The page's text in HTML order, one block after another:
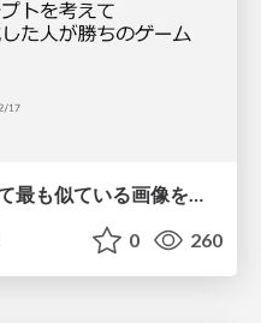
画像からプロンプトを考えて最も似ている画像を生成した人が勝ちのゲーム
0 260